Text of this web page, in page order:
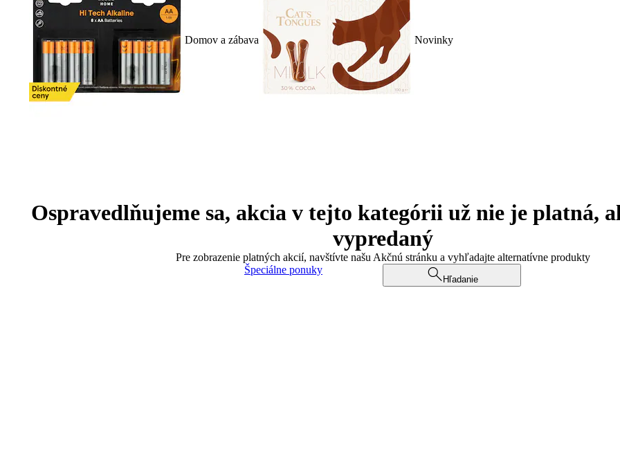
Domov a zábava Novinky
Ospravedlňujeme sa, akcia v tejto kategórii už nie je platná,
vypredaný
Pre zobrazenie platných akcií, navštívte našu Akčnú stránku a vyhľadajte alternatívne produkty
Špeciálne ponuky
Hľadanie